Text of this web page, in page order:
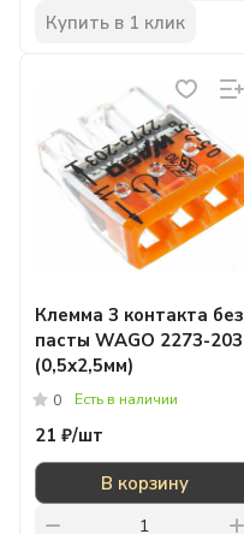
Купить в 1 клик
Клемма 3 контакта без
пасты WAGO 2273-203
(0,5х2,5мм)
0 Есть в наличии
21 ₽/шт
В корзину